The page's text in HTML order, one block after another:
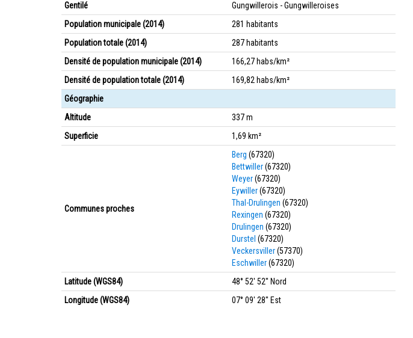
Gentilé
Gungwillerois - Gungwilleroises
Population municipale (2014)
281 habitants
Population totale (2014)
287 habitants
Densité de population municipale (2014)
166,27 habs/km²
Densité de population totale (2014)
169,82 habs/km²
Géographie
Altitude
337 m
Superficie
1,69 km²
Communes proches
Berg (67320)
Bettwiller(67320)
Weyer(67320)
Eywiller(67320)
Thal-Drulingen (67320)
Rexingen (67320)
Drulingen (67320)
Durstel (67320)
Veckersviller(57370)
Eschwiller(67320)
Latitude (WGS84)
48° 52' 52'' Nord
Longitude (WGS84)
07° 09' 28'' Est